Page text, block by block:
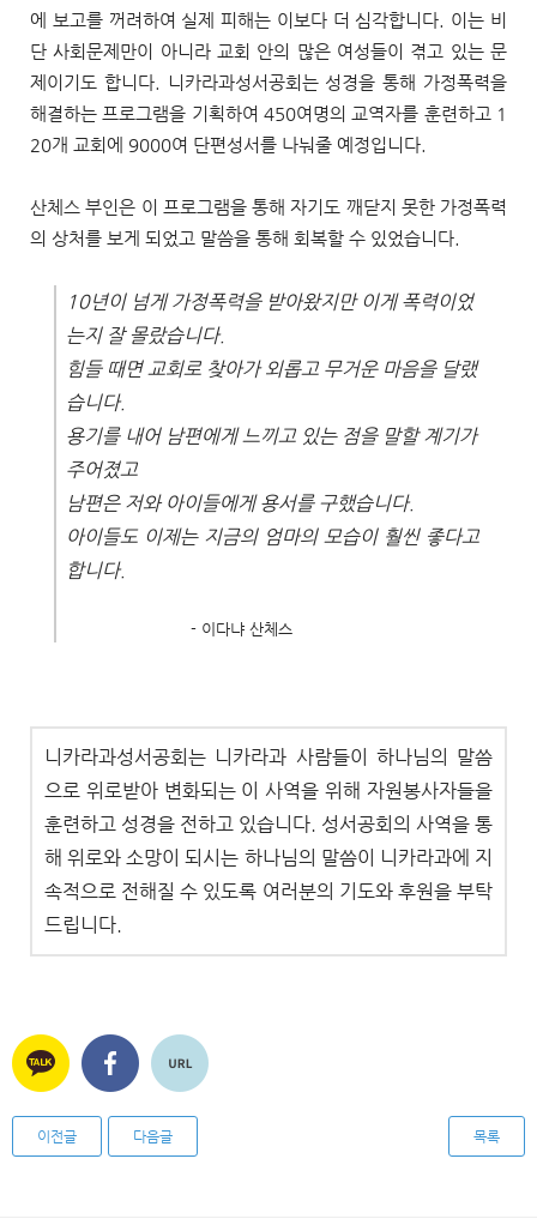
에 보고를 꺼려하여 실제 피해는 이보다 더 심각합니다. 이는 비
단 사회문제만이 아니라 교회 안의 많은 여성들이 겪고 있는 문
제이기도 합니다. 니카라과성서공회는 성경을 통해 가정폭력을
해결하는 프로그램을 기획하여 450여명의 교역자를 훈련하고 1
20개 교회에 9000여 단편성서를 나눠줄 예정입니다.
산체스 부인은 이 프로그램을 통해 자기도 깨닫지 못한 가정폭력
의 상처를 보게 되었고 말씀을 통해 회복할 수 있었습니다.
10년이 넘게 가정폭력을 받아왔지만 이게 폭력이었
는지 잘 몰랐습니다.
힘들 때면 교회로 찾아가 외롭고 무거운 마음을 달랬
습니다.
용기를 내어 남편에게 느끼고 있는 점을 말할 계기가
주어졌고
남편은 저와 아이들에게 용서를 구했습니다.
아이들도 이제는 지금의 엄마의 모습이 훨씬 좋다고
합니다.
- 이다냐 산체스
니카라과성서공회는 니카라과 사람들이 하나님의 말씀
으로 위로받아 변화되는 이 사역을 위해 자원봉사자들을
훈련하고 성경을 전하고 있습니다. 성서공회의 사역을 통
해 위로와 소망이 되시는 하나님의 말씀이 니카라과에 지
속적으로 전해질 수 있도록 여러분의 기도와 후원을 부탁
드립니다.
이전글 다음글 목록